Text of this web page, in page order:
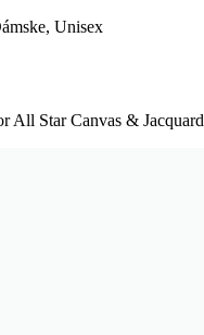
Unisex
All Star Canvas & Jacquard